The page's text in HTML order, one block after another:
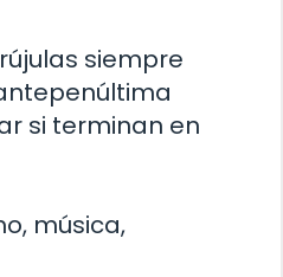
siempre
si terminan en
música,